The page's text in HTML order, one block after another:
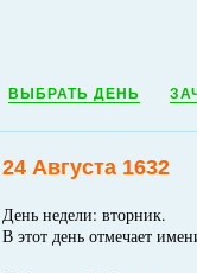
ВЫБРАТЬ ДЕНЬ
24 Августа 1632
День недели: вторник.
В этот день отмечает